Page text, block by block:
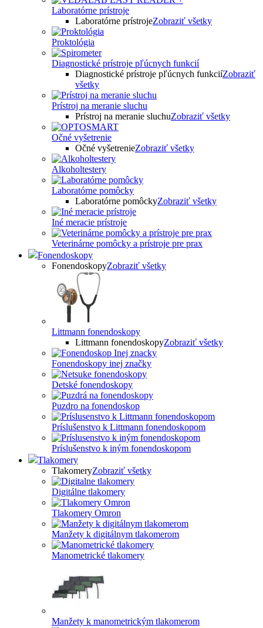
Laboratórne prístroje
Laboratórne prístrojeZobraziť všetky
Proktológia
Diagnostické prístroje pľúcnych funkcií
Diagnostické prístroje pľúcnych funkciíZobraziť
všetky
Prístroj na meranie sluchu
Prístroj na meranie sluchuZobraziť všetky
Očné vyšetrenie
Očné vyšetrenieZobraziť všetky
Alkoholtestery
Laboratórne pomôcky
Laboratórne pomôckyZobraziť všetky
Iné meracie prístroje
Veterinárne pomôcky a prístroje pre prax
Fonendoskopy
FonendoskopyZobraziť všetky
Littmann fonendoskopy
Littmann fonendoskopyZobraziť všetky
Fonendoskopy inej značky
Detské fonendoskopy
Puzdro na fonendoskop
Príslušenstvo k Littmann fonendoskopom
Príslušenstvo k iným fonendoskopom
Tlakomery
TlakomeryZobraziť všetky
Digitálne tlakomery
Tlakomery Omron
Manžety k digitálnym tlakomerom
Manometrické tlakomery
Manžety k manometrickým tlakomerom